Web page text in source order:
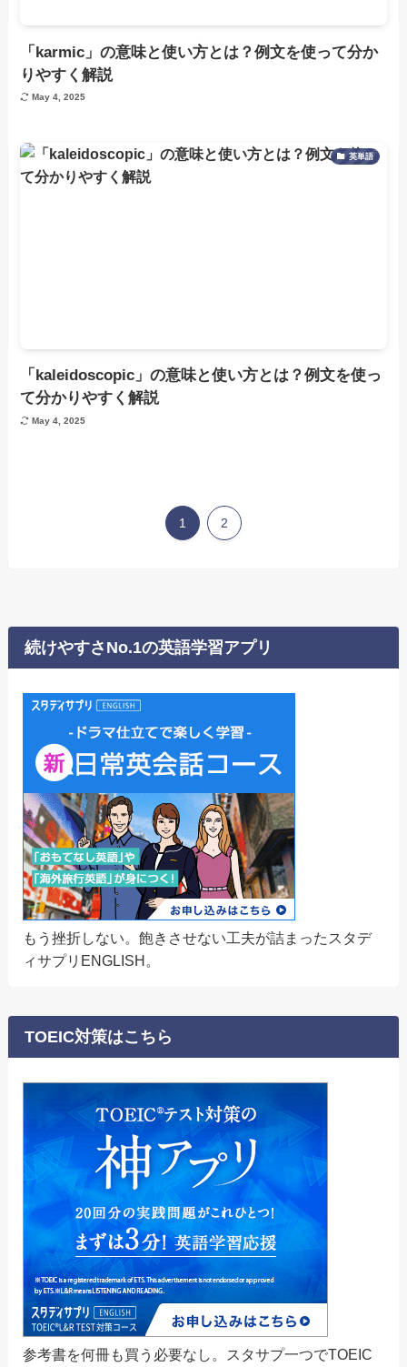
「karmic」の意味と使い方とは？例文を使って分か
りやすく解説
May 4, 2025
英単語
「kaleidoscopic」の意味と使い方とは？例文を使っ
て分かりやすく解説
May 4, 2025
1 2
続けやすさNo.1の英語学習アプリ
もう挫折しない。飽きさせない工夫が詰まったスタデ
ィサプリENGLISH。
TOEIC対策はこちら
参考書を何冊も買う必要なし。スタサプ一つでTOEIC